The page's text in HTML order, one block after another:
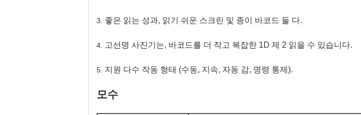
3. 좋은 읽는 성과, 읽기 쉬운 스크린 및 종이 바코드 둘 다.
4. 고선명 사진기는, 바코드를 더 작고 복잡한 1D 제 2 읽을 수 있습니다.
5. 지원 다수 작동 형태 (수동, 지속, 자동 감, 명령 통제).
모수